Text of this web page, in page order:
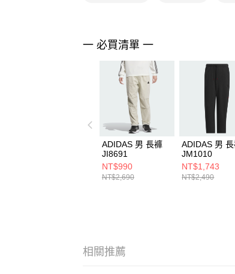
一 必買清單 一
ADIDAS 男 長褲
JI8691
NT$990
NT$2,690
ADIDAS 男
JM1010
NT$1,743
NT$2,490
相關推薦